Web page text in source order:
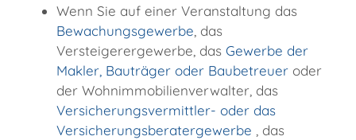
Wenn Sie auf einer Veranstaltung das
Bewachungsgewerbe , das
Versteigerergewerbe, das Gewerbe der
Makler, Bauträger oder Baubetreueroder
der Wohnimmobilienverwalter, das
Versicherungsvermittler- oder das
Versicherungsberatergewerbe , das